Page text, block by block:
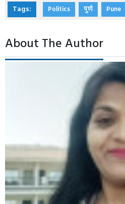
Tags: Politics पुणे Pune
About The Author